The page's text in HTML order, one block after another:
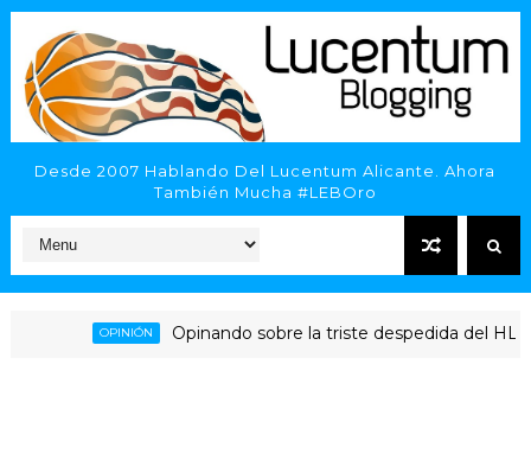
Desde 2007 Hablando Del Lucentum Alicante. Ahora
También Mucha #LEBOro
Opinando sobre la triste despedida del HLA